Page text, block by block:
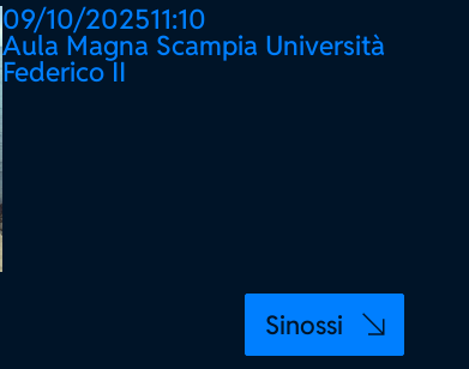
09/10/202511:10
Aula Magna Scampia Università
Federico II
Sinossi